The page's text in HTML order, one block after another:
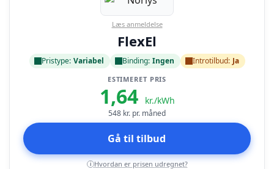
Læs anmeldelse
FlexEl
Pristype: Variabel Binding: Ingen Introtilbud: Ja
ESTIMERET PRIS
1,64 kr./kWh
548 kr. pr. måned
Gå til tilbud
i Hvordan er prisen udregnet?